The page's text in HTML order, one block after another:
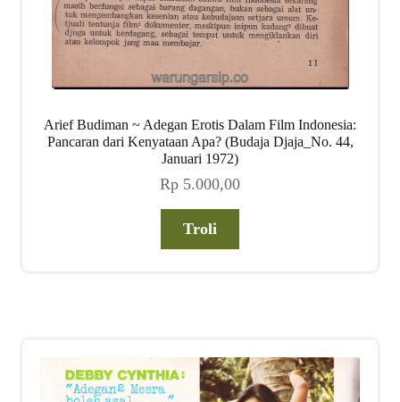
Arief Budiman ~ Adegan Erotis Dalam Film Indonesia:
Pancaran dari Kenyataan Apa? (Budaja Djaja_No. 44,
Januari 1972)
Rp 5.000,00
Troli